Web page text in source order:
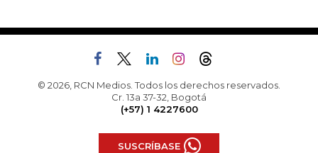
© 2026, RCN Medios. Todos los derechos reservados.
Cr. 13a 37-32, Bogotá
(+57) 1 4227600
SUSCRÍBASE